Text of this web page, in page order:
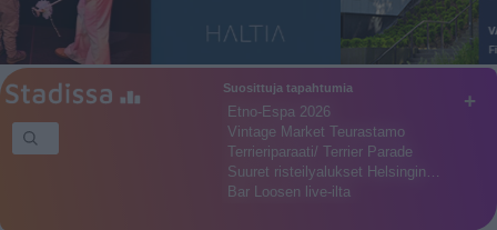
+
Suosittuja tapahtumia
Etno-Espa 2026
Vintage Market Teurastamo
Terrieriparaati/ Terrier Parade
Suuret risteilyalukset Helsingin…
Bar Loosen live-ilta